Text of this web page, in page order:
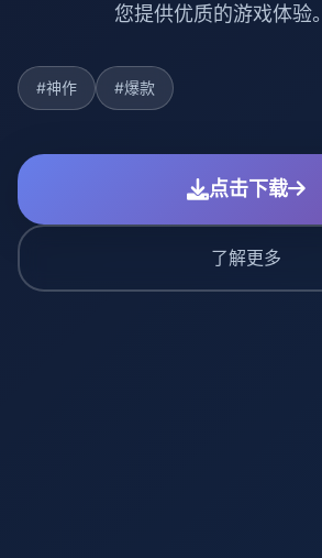
您提供优质的游戏体验。
#神作 #爆款
点击下载
了解更多